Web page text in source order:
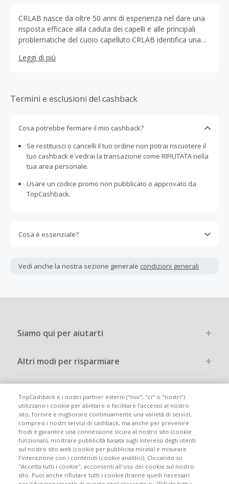
CRLAB nasce da oltre 50 anni di esperienza nel dare una
risposta efficace alla caduta dei capelli e alle principali
problematiche del cuoio capelluto.CRLAB identifica una
Leggi di più
Termini e esclusioni del cashback
Cosa potrebbe fermare il mio cashback?
Se restituisci o cancelli il tuo ordine non potrai riscuotere il
tuo cashback e vedrai la transazione come RIFIUTATA nella
tua area personale.
Usare un codice promo non pubblicato o approvato da
TopCashback.
Cosa è essenziale?
interamente online.
dall'acquisto. Pertanto, se noti che il tuo cashback è
Vedi anche la nostra sezione generale condizioni generali
Siamo qui per aiutarti
Altri modi per risparmiare
Partecipa
Info legali
TopCashback e i nostri partner esterni ("noi", "ci" o "nostri")
utilizzano i cookie per abilitare o facilitare l'accesso al nostro
sito, fornire e migliorare continuamente una varietà di servizi,
compresi i nostri servizi di cashback, ma anche per prevenire
frodi e garantire una connessione sicura al nostro sito (cookie
funzionali), mostrare pubblicità basata sugli interessi degli utenti
sul nostro sito web (cookie per pubblicita mirata) e misurare
l'interazione con i contenuti (cookie analitici). Cliccando su
"Accetta tutti i cookie", acconsenti all'uso dei cookie sul nostro
sito. Puoi anche rifiutare tutti i cookie (tranne quelli necessari